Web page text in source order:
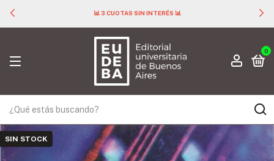
📊 3 CUOTAS SIN INTERÉS 📊
0
SIN STOCK